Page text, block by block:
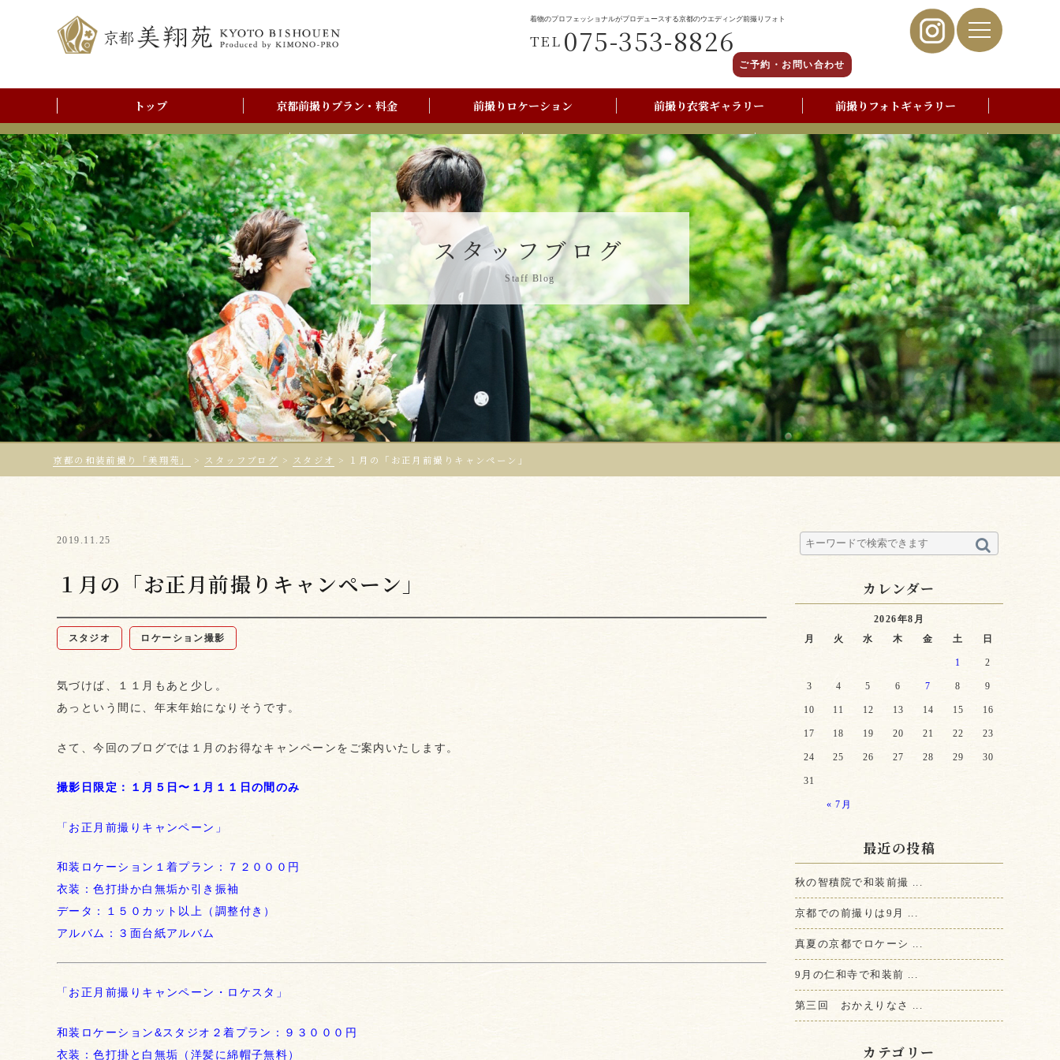
着物のプロフェッショナルがプロデュースする京都のウエディング前撮りフォト
TEL 075-353-8826
ご予約・お問い合わせ
トップ 京都前撮りプラン・料金 前撮りロケーション 前撮り衣裳ギャラリー 前撮りフォトギャラリー
前撮りアルバム 前撮りご利用の流れ 京都美翔苑店舗情報 写真撮影よくあるご質問
スタッフブログ
Staff Blog
京都の和装前撮り「美翔苑」 > スタッフブログ > スタジオ > １月の「お正月前撮りキャンペーン」
2019.11.25
１月の「お正月前撮りキャンペーン」
スタジオ ロケーション撮影
気づけば、１１月もあと少し。
あっという間に、年末年始になりそうです。
さて、今回のブログでは１月のお得なキャンペーンをご案内いたします。
撮影日限定：１月５日〜１月１１日の間のみ
「お正月前撮りキャンペーン」
和装ロケーション１着プラン：７２０００円
衣装：色打掛か白無垢か引き振袖
データ：１５０カット以上（調整付き）
アルバム：３面台紙アルバム
「お正月前撮りキャンペーン・ロケスタ」
和装ロケーション&スタジオ２着プラン：９３０００円
衣装：色打掛と白無垢（洋髪に綿帽子無料）
カレンダー
2026年8月
月
火 水 木 金 土 日
« 7月
1 2
3 4 5 6 7 8 9
10 11 12 13 14 15 16
17 18 19 20 21 22 23
24 25 26 27 28 29 30
31
最近の投稿
秋の智積院で和装前撮 ...
京都での前撮りは9月 ...
真夏の京都でロケーシ ...
9月の仁和寺で和装前 ...
第三回 おかえりなさ ...
カテゴリー